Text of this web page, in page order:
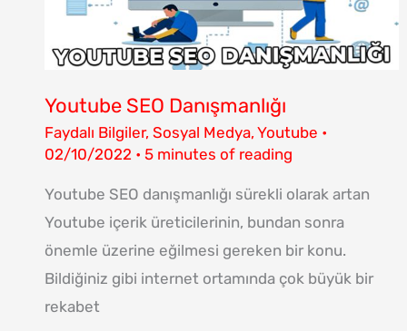
Youtube SEO Danışmanlığı
Faydalı Bilgiler,Sosyal Medya,Youtube •
02/10/2022 •5 minutes of reading
Youtube SEO danışmanlığı sürekli olarak artan
Youtube içerik üreticilerinin, bundan sonra
önemle üzerine eğilmesi gereken bir konu.
Bildiğiniz gibi internet ortamında çok büyük bir
rekabet